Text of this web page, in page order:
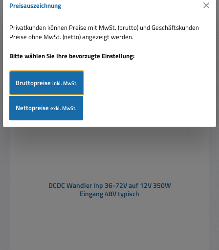
%Rabatt
DCDC Wandler Inp 36-72V auf 12V 350W
Eingang 48V typisch
Preisauszeichnung
Privatkunden können Preise mit MwSt. (brutto) und Geschäftskunden
Preise ohne MwSt. (netto) angezeigt werden.
Bitte wählen Sie Ihre bevorzugte Einstellung:
Bruttopreiseinkl. MwSt.
Nettopreiseexkl. MwSt.